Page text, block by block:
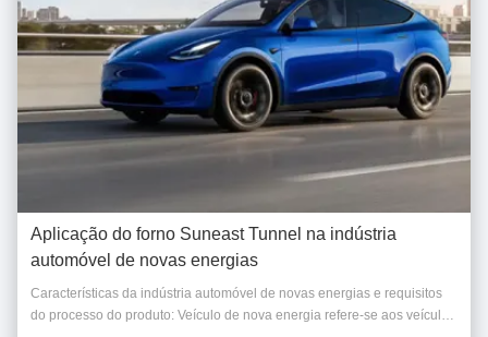
Aplicação do forno Suneast Tunnel na indústria
automóvel de novas energias
Características da indústria automóvel de novas energias e requisitos
do processo do produto: Veículo de nova energia refere-se aos veículos